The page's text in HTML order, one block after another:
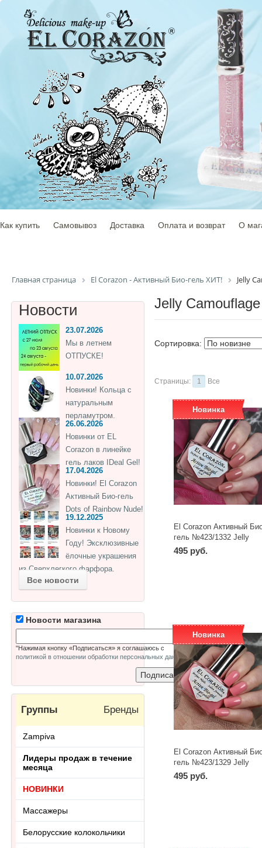
Как купить Самовывоз Доставка Оплата и возврат О
Главная страница El Corazon - Активный Био-гель ХИТ! Jelly
Jelly
Сортировка:
Страницы: 1 Все
Новинка
El Corazon Активный
гель №423/1332 Jelly
Сamouflage 16 мл
495 руб.
Новинка
El Corazon Активный
гель №423/1329 Jelly
Сamouflage 16 мл
495 руб.
Новости
23.07.2026
Мы в летнем
ОТПУСКЕ!
10.07.2026
Новинки! Кольца с
натуральным
перламутром.
26.06.2026
Новинки от EL
Corazon в линейке
гель лаков IDeal Gel!
17.04.2026
Новинки! El Corazon
Активный Био-гель
Dots of Rainbow Nude!
19.12.2025
Новинки к Новому
Году! Эксклюзивные
ёлочные украшения
из Сверхлегкого фарфора.
Все новости
Новости магазина
"Нажимая кнопку «Подписаться» я соглашаюсь с
политикой в отношении обработки персональных данных"
Группы Бренды
Zampiva
Лидеры продаж в течение
месяца
НОВИНКИ
Массажеры
Белорусские колокольчики